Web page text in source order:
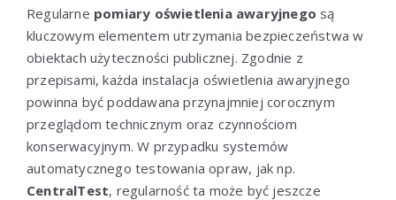
Regularne pomiary oświetlenia awaryjnego są
kluczowym elementem utrzymania bezpieczeństwa w
obiektach użyteczności publicznej. Zgodnie z
przepisami, każda instalacja oświetlenia awaryjnego
powinna być poddawana przynajmniej corocznym
przeglądom technicznym oraz czynnościom
konserwacyjnym. W przypadku systemów
automatycznego testowania opraw, jak np.
CentralTest, regularność ta może być jeszcze